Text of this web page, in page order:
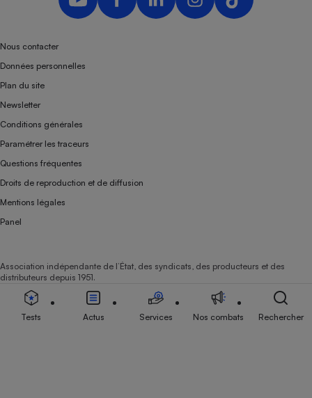
Nous contacter
Données personnelles
Plan du site
Newsletter
Conditions générales
Paramétrer les traceurs
Questions fréquentes
Droits de reproduction et de diffusion
Mentions légales
Panel
Association indépendante de l’État, des syndicats, des producteurs et des
distributeurs depuis 1951.
Tests Actus Services Nos combats Rechercher